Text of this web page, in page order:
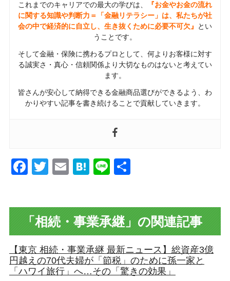
これまでのキャリアでの最大の学びは、
『お金やお金の流れ
に関する知識や判断力＝「金融リテラシー」は、私たちが社
会の中で経済的に自立し、生き抜くために必要不可欠』
とい
うことです。
そして金融・保険に携わるプロとして、何よりお客様に対す
る誠実さ・真心・信頼関係より大切なものはないと考えてい
ます。
皆さんが安心して納得できる金融商品選びができるよう、わ
かりやすい記事を書き続けることで貢献していきます。
Facebook
Twitter
EmailHatena
Line共
「相続・事業承継」の関連記事
【東京 相続・事業承継 最新ニュース】総資産3億
円越えの70代夫婦が「節税」のために孫一家と
「ハワイ旅行」へ…その「驚きの効果」